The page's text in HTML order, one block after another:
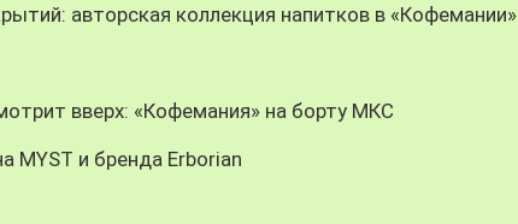
авторская коллекция напитков в «Кофемании»
вверх: «Кофемания» на борту МКС
MYST и бренда Erborian